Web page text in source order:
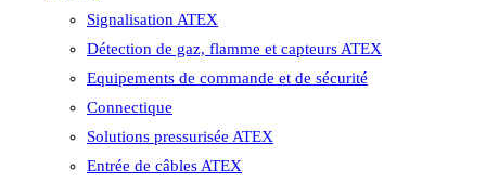
Signalisation ATEX
Détection de gaz, flamme et capteurs ATEX
Equipements de commande et de sécurité
Connectique
Solutions pressurisée ATEX
Entrée de câbles ATEX